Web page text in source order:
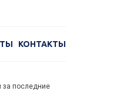
КОНТАКТЫ
за последние